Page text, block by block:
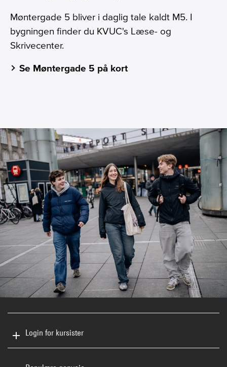
Møntergade 5 bliver i daglig tale kaldt M5. I
bygningen finder du KVUC's Læse- og
Skrivecenter.
Se Møntergade 5 på kort
Login for kursister